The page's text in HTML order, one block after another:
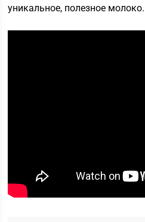
уникальное, полезное молоко.